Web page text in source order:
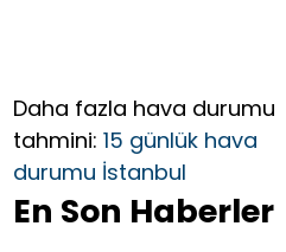
Daha fazla hava durumu
tahmini: 15 günlük hava
durumu İstanbul
En Son Haberler